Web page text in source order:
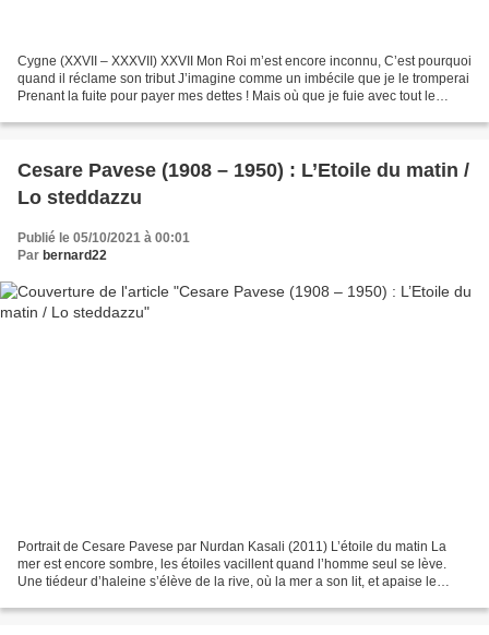
Cygne (XXVII – XXXVII) XXVII Mon Roi m’est encore inconnu, C’est pourquoi
quand il réclame son tribut J’imagine comme un imbécile que je le tromperai
Prenant la fuite pour payer mes dettes ! Mais où que je fuie avec tout le
Cesare Pavese (1908 – 1950) : L’Etoile du matin /
Lo steddazzu
Publié le 05/10/2021 à 00:01
Par bernard22
Portrait de Cesare Pavese par Nurdan Kasali (2011) L’étoile du matin La
mer est encore sombre, les étoiles vacillent quand l’homme seul se lève.
Une tiédeur d’haleine s’élève de la rive, où la mer a son lit, et apaise le